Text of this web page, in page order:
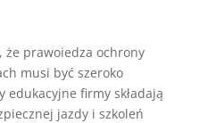
że prawoiedza ochrony
musi być szeroko
edukacyjne firmy składają
jazdy i szkoleń